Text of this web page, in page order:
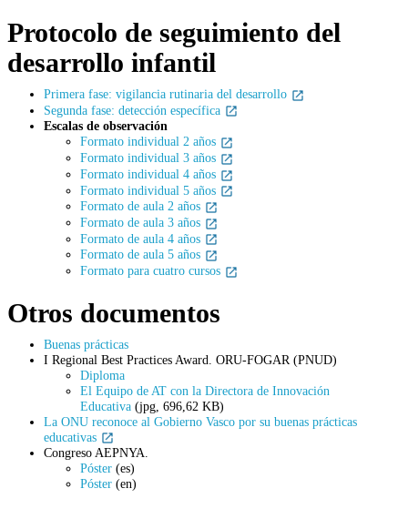
Protocolo de seguimiento del
desarrollo infantil
Primera fase: vigilancia rutinaria del desarrollo
Segunda fase: detección específica
Escalas de observación
Formato individual 2 años
Formato individual 3 años
Formato individual 4 años
Formato individual 5 años
Formato de aula 2 años
Formato de aula 3 años
Formato de aula 4 años
Formato de aula 5 años
Formato para cuatro cursos
Otros documentos
Buenas prácticas
I Regional Best Practices Award. ORU-FOGAR (PNUD)
Diploma
El Equipo de AT con la Directora de Innovación
Educativa (jpg, 696,62 KB)
La ONU reconoce al Gobierno Vasco por su buenas prácticas
educativas
Congreso AEPNYA.
Póster (es)
Póster (en)